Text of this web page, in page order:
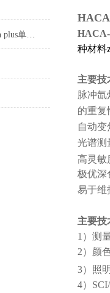
艾本德Eppendorf Research plus单道固定量程移液器
种材料
主要技
脉冲
的重复
自动
光谱测
高灵敏
极优深
易于维
主要技
1）测
2）颜
3）照
4）